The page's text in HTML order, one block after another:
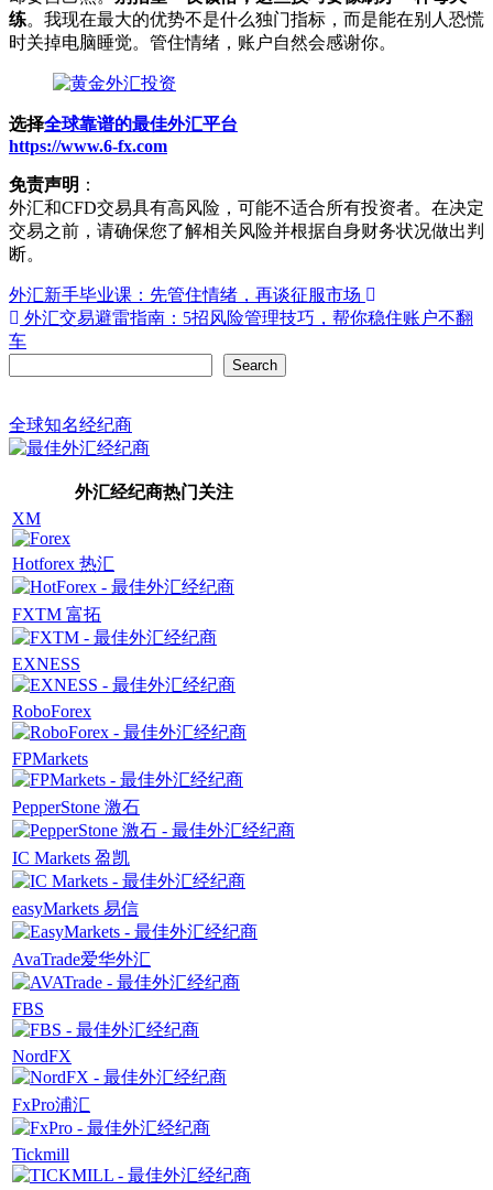
练。我现在最大的优势不是什么独门指标，而是能在别人恐慌
时关掉电脑睡觉。管住情绪，账户自然会感谢你。
选择全球靠谱的最佳外汇平台
https://www.6-fx.com
免责声明 ：
外汇和CFD交易具有高风险，可能不适合所有投资者。在决定
交易之前，请确保您了解相关风险并根据自身财务状况做出判
断。
Post
navigation
外汇新手毕业课：先管住情绪，再谈征服市场
外汇交易避雷指南：5招风险管理技巧，帮你稳住账户不翻
车
Search
全球知名经纪商
外汇经纪商热门关注
XM
Hotforex 热汇
FXTM 富拓
EXNESS
RoboForex
FPMarkets
PepperStone 激石
IC Markets 盈凯
easyMarkets 易信
AvaTrade爱华外汇
FBS
NordFX
FxPro浦汇
Tickmill